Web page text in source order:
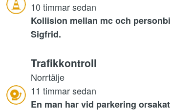
10 timmar sedan
Kollision mellan mc och
Sigfrid.
Trafikkontroll
Norrtälje
11 timmar sedan
En man har vid parkering